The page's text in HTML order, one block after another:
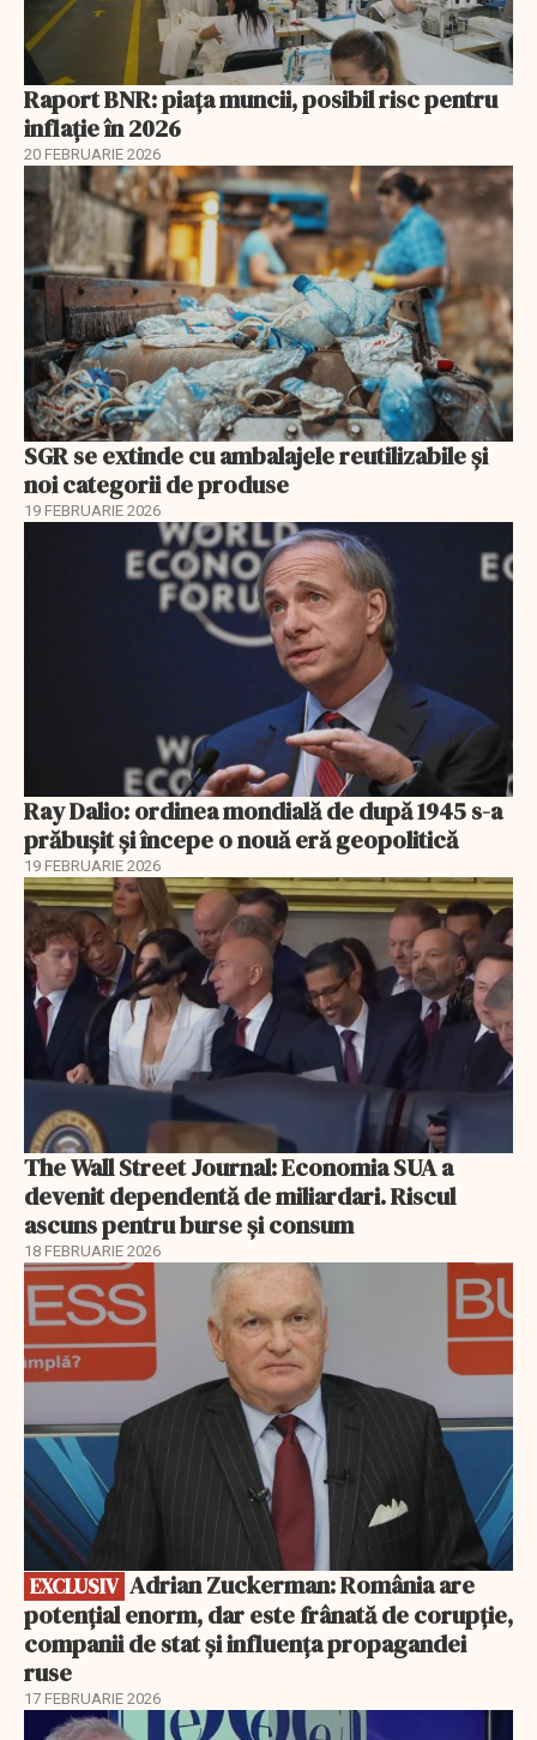
Raport BNR: piața muncii, posibil risc pentru
inflație în 2026
20 FEBRUARIE 2026
SGR se extinde cu ambalajele reutilizabile și
noi categorii de produse
19 FEBRUARIE 2026
Ray Dalio: ordinea mondială de după 1945 s-a
prăbușit și începe o nouă eră geopolitică
19 FEBRUARIE 2026
The Wall Street Journal: Economia SUA a
devenit dependentă de miliardari. Riscul
ascuns pentru burse și consum
18 FEBRUARIE 2026
EXCLUSIV
EXCLUSIV
potențial enorm, dar este frânată de corupție,
companii de stat și influența propagandei
ruse
17 FEBRUARIE 2026
EXCLUSIV